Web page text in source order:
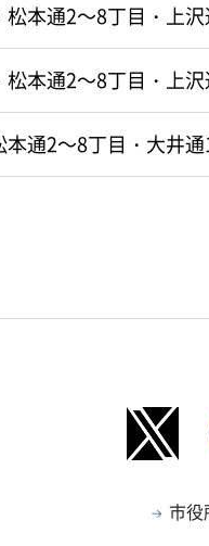
本通2～8丁目・上
本通2～8丁目・上
通2～8丁目・大井
市役